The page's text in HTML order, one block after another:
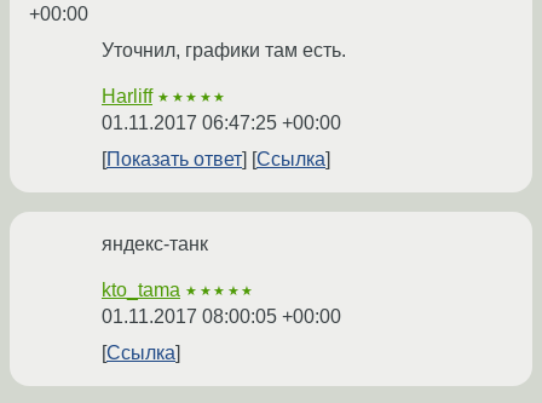
+00:00
Уточнил, графики там есть.
Harliff ★★★★★
01.11.2017 06:47:25 +00:00
Показать ответ
Ссылка
яндекс-танк
kto_tama ★★★★★
01.11.2017 08:00:05 +00:00
Ссылка